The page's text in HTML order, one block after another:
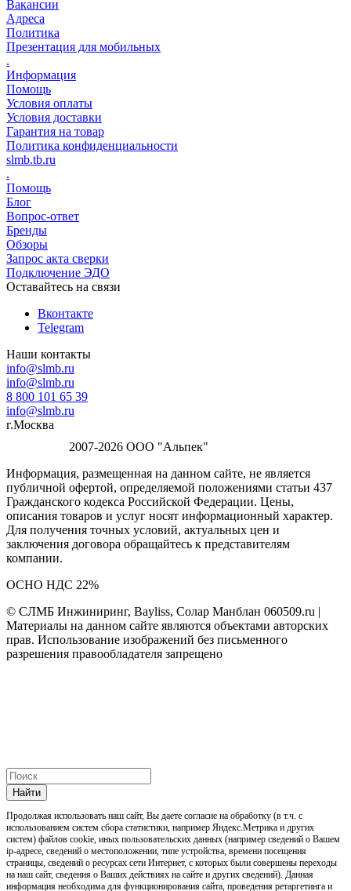
Вакансии
Адреса
Политика
Презентация для мобильных
.
Информация
Помощь
Условия оплаты
Условия доставки
Гарантия на товар
Политика конфиденциальности
slmb.tb.ru
.
Помощь
Блог
Вопрос-ответ
Бренды
Обзоры
Запрос акта сверки
Подключение ЭДО
Оставайтесь на связи
Вконтакте
Telegram
Наши контакты
info@slmb.ru
info@slmb.ru
8 800 101 65 39
info@slmb.ru
г.Москва
2007-2026 ООО "Альпек"
Информация, размещенная на данном сайте, не является
публичной офертой, определяемой положениями статьи 437
Гражданского кодекса Российской Федерации. Цены,
описания товаров и услуг носят информационный характер.
Для получения точных условий, актуальных цен и
заключения договора обращайтесь к представителям
компании.
ОСНО НДС 22%
© СЛМБ Инжиниринг, Bayliss, Солар Манблан 060509.ru |
Материалы на данном сайте являются объектами авторских
прав. Использование изображений без письменного
разрешения правообладателя запрещено
Найти
Продолжая использовать наш cайт, Вы даете согласие на обработку (в т.ч. с
использованием систем сбора статистики, например Яндекс.Метрика и других
систем) файлов cookie, иных пользовательских данных (например сведений о Вашем
ip-адресе, сведений о местоположении, типе устройства, времени посещения
страницы, сведений о ресурсах сети Интернет, с которых были совершены переходы
на наш сайт, сведения о Ваших действиях на сайте и других сведений). Данная
информация необходима для функционирования сайта, проведения ретаргетинга и